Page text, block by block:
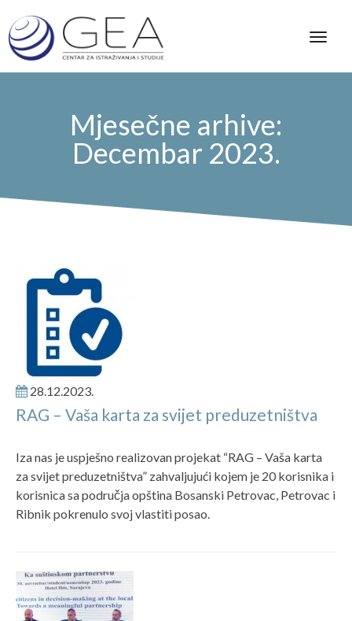
Mjesečne arhive:
Decembar 2023.
28.12.2023.
RAG – Vaša karta za svijet preduzetništva
Iza nas je uspješno realizovan projekat “RAG – Vaša karta
za svijet preduzetništva” zahvaljujući kojem je 20 korisnika i
korisnica sa područja opština Bosanski Petrovac, Petrovac i
Ribnik pokrenulo svoj vlastiti posao.